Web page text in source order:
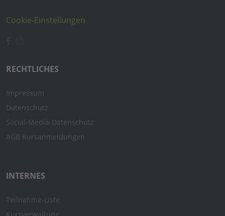
Cookie-Einstellungen
RECHTLICHES
Impressum
Datenschutz
Social-Media-Datenschutz
AGB Kursanmeldungen
INTERNES
Teilnahme-Liste